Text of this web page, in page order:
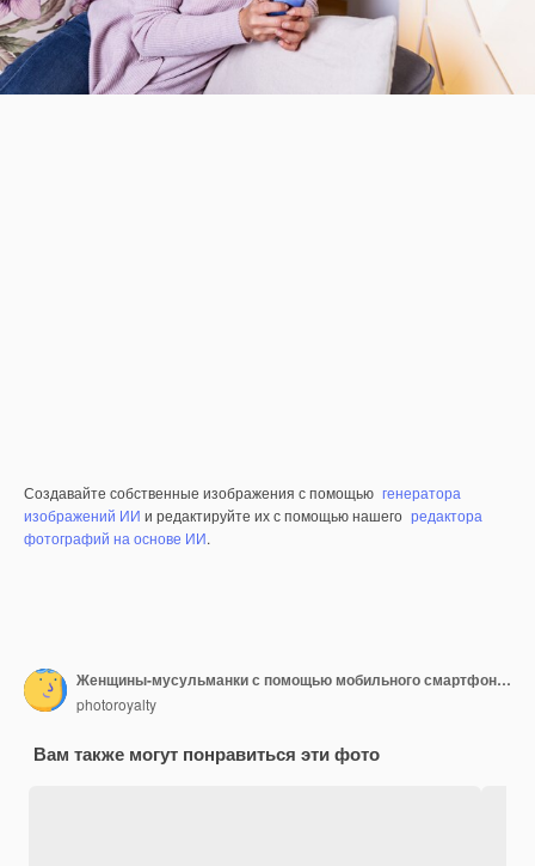
Создавайте собственные изображения с помощью генератора
изображений ИИ и редактируйте их с помощью нашего редактора
фотографий на основе ИИ.
Женщины-мусульманки с помощью мобильного смартфона, поиск информации в Интернете, когда она сидит на диване диван отдыха.
photoroyalty
Вам также могут понравиться эти фото